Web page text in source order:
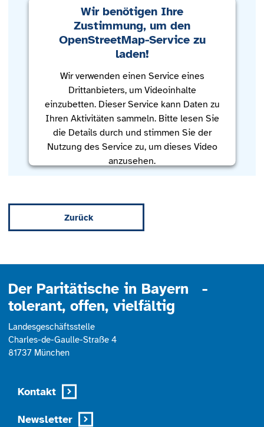
Wir benötigen Ihre
Zustimmung, um den
OpenStreetMap-Service zu
laden!
Wir verwenden einen Service eines
Drittanbieters, um Videoinhalte
einzubetten. Dieser Service kann Daten zu
Ihren Aktivitäten sammeln. Bitte lesen Sie
die Details durch und stimmen Sie der
Nutzung des Service zu, um dieses Video
anzusehen.
Management Platform
Zurück
Der Paritätische in Bayern -
tolerant, offen, vielfältig
Landesgeschäftsstelle
Charles-de-Gaulle-Straße 4
81737 München
Kontakt
Newsletter